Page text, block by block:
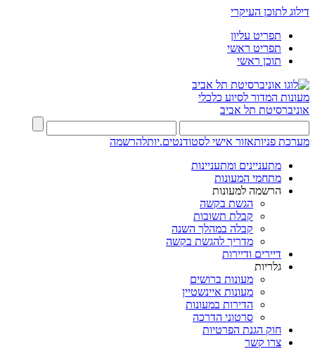
דילוג לתוכן העיקרי
תפריט עליון
תפריט ראשי
תוכן ראשי
מעונות המדור לסיוע כלכלי
אוניברסיטת תל אביב
מערכת פניותאזור אישי לסטודנטים.יותלהרשמה
מתעניינים ומתעניינות
מתחמי המעונות
הרשמה למעונות
הגשת בקשה
קבלת תשובות
קבלה במהלך השנה
מדריך להגשת בקשה
דיירים ודיירות
גלריות
מעונות ברושים
מעונות איינשטיין
הדירות במעונות
סרטוני הדרכה
חוק הגנת הפרטיות
צרו קשר